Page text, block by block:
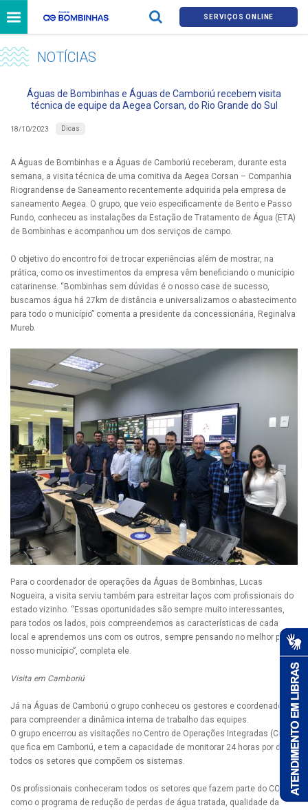
SERVIÇOS ONLINE
NOTÍCIAS
Águas de Bombinhas e Águas de Camboriú recebem visita
técnica de equipe da Aegea Corsan, do Rio Grande do Sul
18/10/2023 Dicas
A Águas de Bombinhas e a Águas de Camboriú receberam, durante esta
semana, a visita técnica de uma comitiva da Aegea Corsan – Companhia
Riograndense de Saneamento recentemente adquirida pela empresa de
saneamento Aegea. O grupo, que veio especificamente de Bento e Passo
Fundo, conheceu as instalações da Estação de Tratamento de Água (ETA)
de Bombinhas e acompanhou um dos serviços de campo.
O objetivo do encontro foi de trocar experiências além de mostrar, na
prática, como os investimentos da empresa vêm beneficiando o município
catarinense. “Bombinhas sem dúvidas é o nosso case de sucesso,
buscamos água há 27km de distância e universalizamos o abastecimento
para todo o município” comenta a presidente da concessionária, Reginalva
Mureb.
Para o coordenador de operações da Águas de Bombinhas, Lucas
Nogueira, a visita serviu também para estreitar laços com profissionais do
estado vizinho. “Essas oportunidades são sempre muito interessantes,
para todos os lados, pois compreendemos as características de cada
local e aprendemos uns com os outros, sempre pensando no melhor para
nosso município”, completa ele.
Visita em Camboriú
Já na Águas de Camboriú o grupo conheceu os gestores e coordenadores
para compreender a dinâmica interna de trabalho das equipes.
O grupo encerrou as visitações no Centro de Operações Integradas (COI)
que fica em Camboriú, e tem a capacidade de monitorar 24 horas por dia
todos os setores que compõem os sistemas.
Os profissionais conheceram todos os setores que fazem parte do COI,
como o programa de redução de perdas de água tratada, qualidade da